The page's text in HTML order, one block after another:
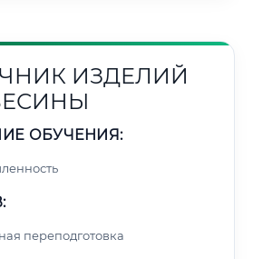
ИЗДЕЛИЙ
ОБУЧЕНИЯ:
переподготовка